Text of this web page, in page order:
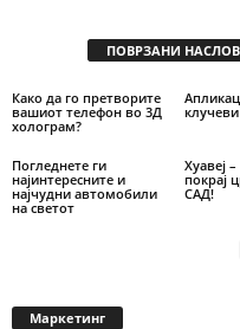
ПОВРЗАНИ
Како да го претворите
вашиот телефон во 3Д
холограм?
клучеви
Погледнете ги
најинтересните и
најчудни автомобили
на светот
Хуавеј
покрај
САД!
Маркетинг